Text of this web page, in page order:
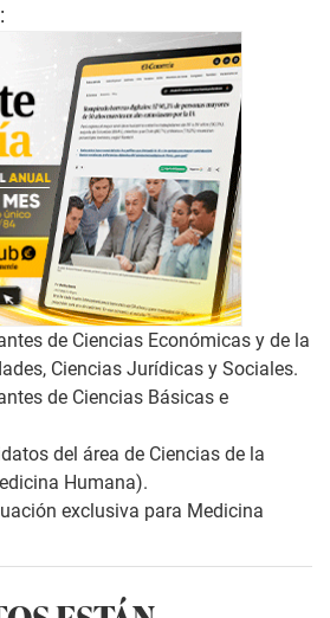
de Ciencias Económicas y de la
Ciencias Jurídicas y Sociales.
de Ciencias Básicas e
del área de Ciencias de la
Humana).
exclusiva para Medicina